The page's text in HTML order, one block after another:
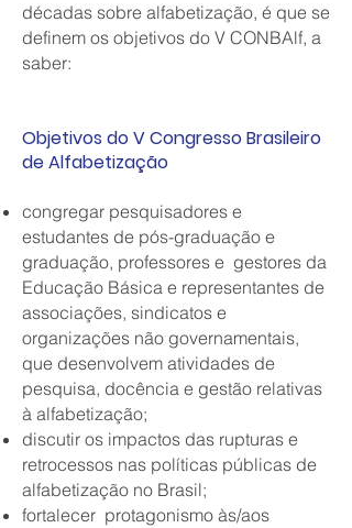
décadas sobre alfabetização, é que se
definem os objetivos do V CONBAlf, a
saber:
Objetivos do V Congresso Brasileiro
de Alfabetização
congregar pesquisadores e
estudantes de pós-graduação e
graduação, professores e gestores da
Educação Básica e representantes de
associações, sindicatos e
organizações não governamentais,
que desenvolvem atividades de
pesquisa, docência e gestão relativas
à alfabetização;
discutir os impactos das rupturas e
retrocessos nas políticas públicas de
alfabetização no Brasil;
fortalecer protagonismo às/aos